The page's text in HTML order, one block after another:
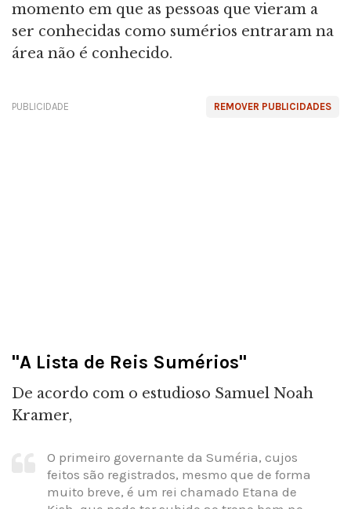
momento em que as pessoas que vieram a
ser conhecidas como sumérios entraram na
área não é conhecido.
REMOVER PUBLICIDADES
PUBLICIDADE
"A Lista de Reis Sumérios"
De acordo com o estudioso Samuel Noah
Kramer,
O primeiro governante da Suméria, cujos
feitos são registrados, mesmo que de forma
muito breve, é um rei chamado Etana de